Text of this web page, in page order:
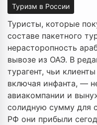
Туризм в России
Туристы, которые
составе пакетного
нерасторопность
вывозе из ОАЭ. В
турагент, чьи
включая инфанта, —
авиакомпании и
солидную сумму для
РФ они прибыли